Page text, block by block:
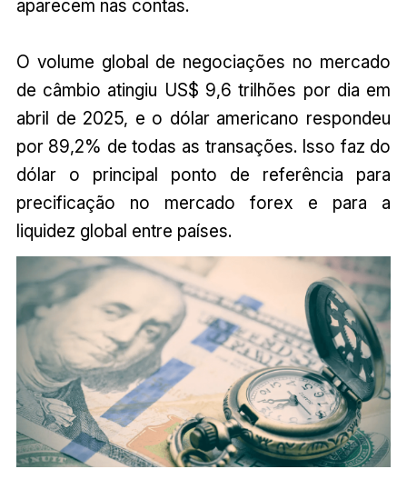
aparecem nas contas.
O volume global de negociações no mercado
de câmbio atingiu US$ 9,6 trilhões por dia em
abril de 2025, e o dólar americano respondeu
por 89,2% de todas as transações. Isso faz do
dólar o principal ponto de referência para
precificação no mercado forex e para a
liquidez global entre países.